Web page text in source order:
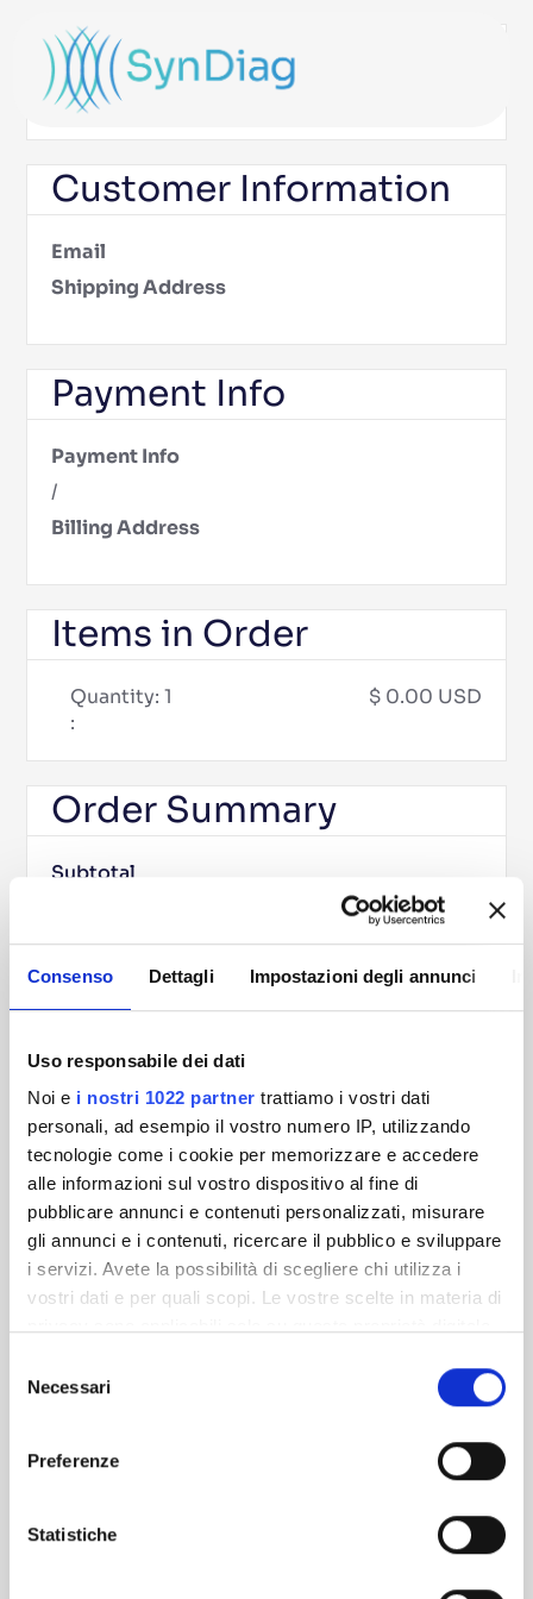
Consenso Dettagli Impostazioni degli annunci
Uso responsabile dei dati
Noi e i nostri 1022 partner trattiamo i vostri dati
personali, ad esempio il vostro numero IP, utilizzando
tecnologie come i cookie per memorizzare e accedere
alle informazioni sul vostro dispositivo al fine di
pubblicare annunci e contenuti personalizzati, misurare
gli annunci e i contenuti, ricercare il pubblico e sviluppare
i servizi. Avete la possibilità di scegliere chi utilizza i
vostri dati e per quali scopi. Le vostre scelte in materia di
modificare o revocare il proprio consenso in qualsiasi
momento dalla Dichiarazione sui cookie o facendo clic
raccogliere informazioni sulla tua posizione
geografica, con un'approssimazione di qualche
delNecessari
Preferenze
Statistiche
Shipping Method
Customer Information
Email
Shipping Address
Payment Info
Payment Info
/
Billing Address
Items in Order
Quantity: 1
:
$ 0.00 USD
Order Summary
Subtotal
Total